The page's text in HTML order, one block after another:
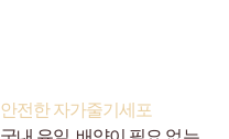
안전한 자가줄기세포